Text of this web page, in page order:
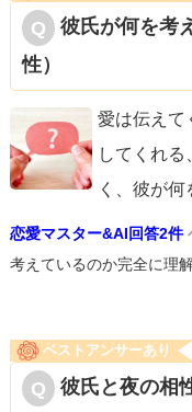
彼氏が何を考
性）
愛は伝えて
してくれ
く、彼が何
恋愛マスター&AI回答2件
考えているのか完全に理
ベストアンサーあり
彼氏と夜の相